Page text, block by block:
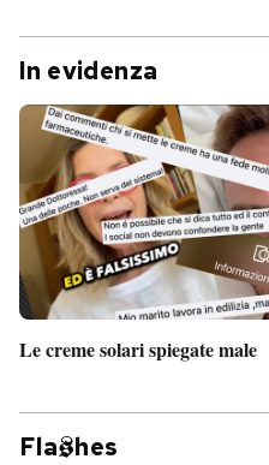
In evidenza
Le creme solari spiegate male
Fla hes